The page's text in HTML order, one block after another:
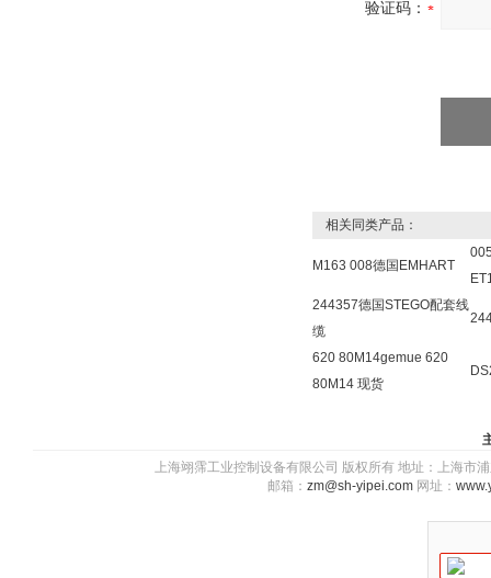
验证码：
相关同类产品：
M163 008德国EMHART
244357德国STEGO配套线
缆
620 80M14gemue 620
80M14 现货
上海翊霈工业控制设备有限公司 版权所有 地址：上海
邮箱： zm@sh-yipei.com 网址：